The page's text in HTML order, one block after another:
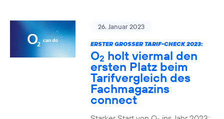
26. Januar 2023
ERSTER GROSSER TARIF-CHECK 2023:
O2 holt viermal den
ersten Platz beim
Tarifvergleich des
Fachmagazins
connect